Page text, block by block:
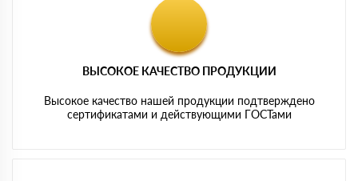
ВЫСОКОЕ КАЧЕСТВО ПРОДУКЦИИ
Высокое качество нашей продукции подтверждено
сертификатами и действующими ГОСТами